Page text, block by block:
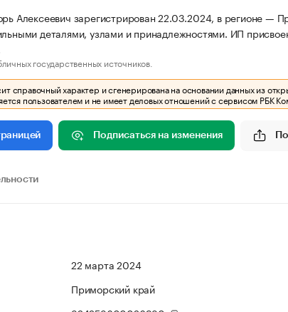
Алексеевич зарегистрирован 22.03.2024, в регионе —
деталями, узлами и принадлежностями. ИП
государственных источников.
справочный характер и сгенерирована на основании данных из
пользователем и не имеет деловых отношений с сервисом РБК
Подписаться на изменения
22 марта 2024
Приморский край